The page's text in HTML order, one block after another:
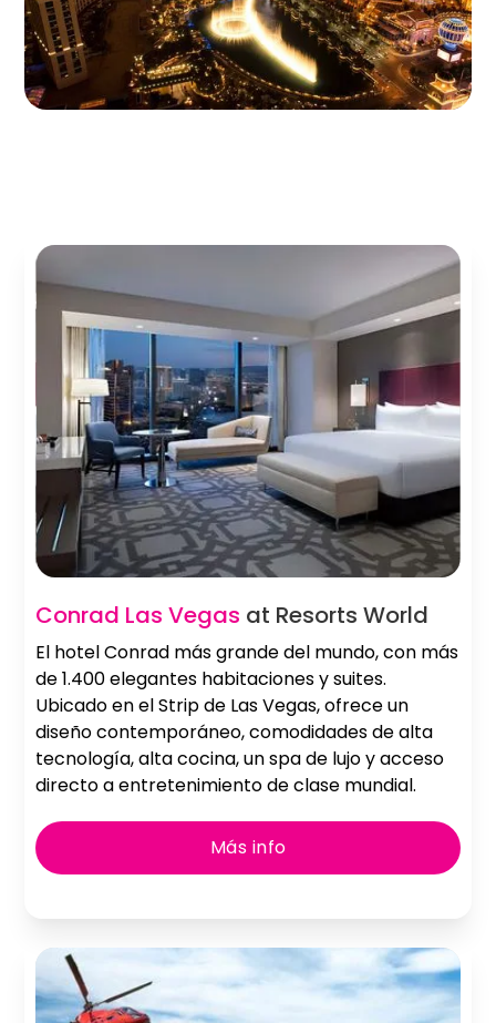
Conrad Las Vegas at Resorts World
El hotel Conrad más grande del mundo, con más
de 1.400 elegantes habitaciones y suites.
Ubicado en el Strip de Las Vegas, ofrece un
diseño contemporáneo, comodidades de alta
tecnología, alta cocina, un spa de lujo y acceso
directo a entretenimiento de clase mundial.
Más info